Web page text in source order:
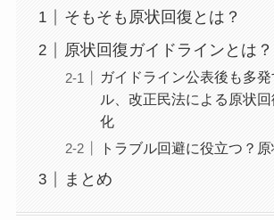
そもそも原状回復とは？
原状回復ガイドラインとは？
ガイドライン公表後も多
ル、改正民法による原状
化
トラブル回避に役立つ？
まとめ